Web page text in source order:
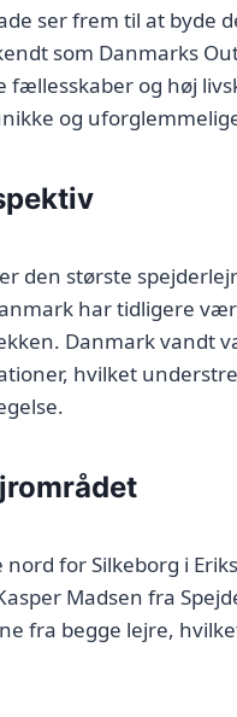
ser frem til at byde
som Danmarks
fællesskaber og høj
og
den største
har tidligere
Danmark vandt
hvilket
nord for Silkeborg i
Madsen fra
fra begge lejre,